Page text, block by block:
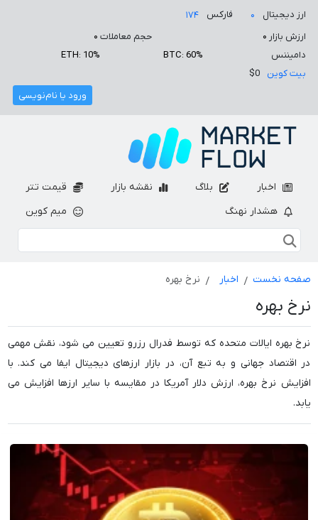
ارز دیجیتال ۰ فارکس
۱۷۴
ارزش بازار ۰ حجم معاملات ۰
دامیننس
BTC: 60%
ETH: 10%
بیت کوین
$0
ورود یا نام‌نویسی
اخبار بلاگ نقشه بازار
قیمت تتر
هشدار نهنگ
میم کوین
صفحه نخست اخبار نرخ بهره
نرخ بهره
نرخ بهره ایالات متحده که توسط فدرال رزرو تعیین می شود، نقش مهمی
در اقتصاد جهانی و به تبع آن، در بازار ارزهای دیجیتال ایفا می کند. با
افزایش نرخ بهره، ارزش دلار آمریکا در مقایسه با سایر ارزها افزایش می
یابد.